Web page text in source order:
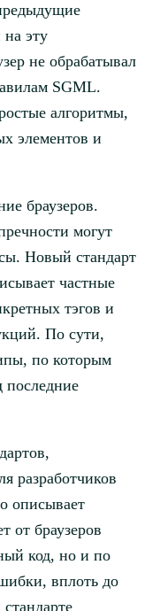
эту
не обрабатывал
SGML.
алгоритмы,
элементов и
браузеров.
могут
Новый стандарт
частные
тэгов и
По сути,
по которым
последние
разработчиков
описывает
от браузеров
код, но и по
вплоть до